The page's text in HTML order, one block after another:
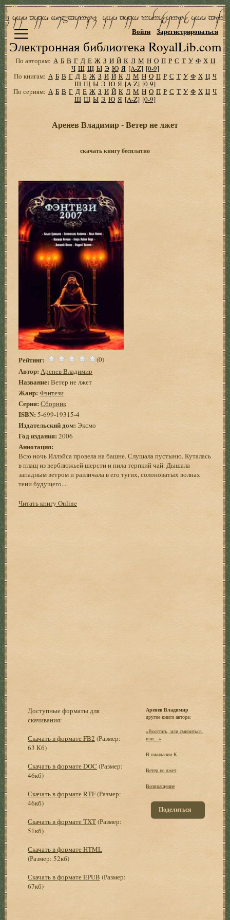
Электронная библиотека RoyalLib.com
Войти Зарегистрироваться
По авторам: А Б В Г Д Е Ж З И Й К Л М Н О П Р С Т У Ф Х Ц
Ч Ш Щ Ы Э Ю Я [A-Z] [0-9]
По книгам: А Б В Г Д Е Ж З И Й К Л М Н О П Р С Т У Ф Х Ц Ч
Ш Щ Ы Э Ю Я [A-Z] [0-9]
По сериям: А Б В Г Д Е Ж З И Й К Л М Н О П Р С Т У Ф Х Ц Ч
Ш Щ Ы Э Ю Я [A-Z] [0-9]
Аренев Владимир - Ветер не лжет
скачать книгу бесплатно
Рейтинг: (0)
Автор: Аренев Владимир
Название: Ветер не лжет
Жанр: Фэнтези
Серия: Сборник
ISBN:5-699-19315-4
Издательский дом: Эксмо
Год издания:2006
Аннотация:
Всю ночь Иллэйса провела на башне. Слушала пустыню. Куталась
в плащ из верблюжьей шерсти и пила терпкий чай. Дышала
западным ветром и различала в его тугих, солоноватых волнах
тени будущего....
Читать книгу Online
Доступные форматы для
скачивания:
Скачать в формате FB2 (Размер:
63 Кб)
Скачать в формате DOC (Размер:
46кб)
Скачать в формате RTF(Размер:
46кб)
Скачать в формате TXT(Размер:
51кб)
Скачать в формате HTML
(Размер: 52кб)
Скачать в формате EPUB (Размер:
67кб)
Аренев Владимир
другие книги автора:
«Восстать, или смириться,
или…»
В ожидании К.
Ветер не лжет
Возвращение
Поделиться